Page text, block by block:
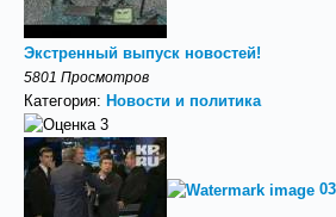
Экстренный выпуск новостей!
5801 Просмотров
Категория: Новости и политика